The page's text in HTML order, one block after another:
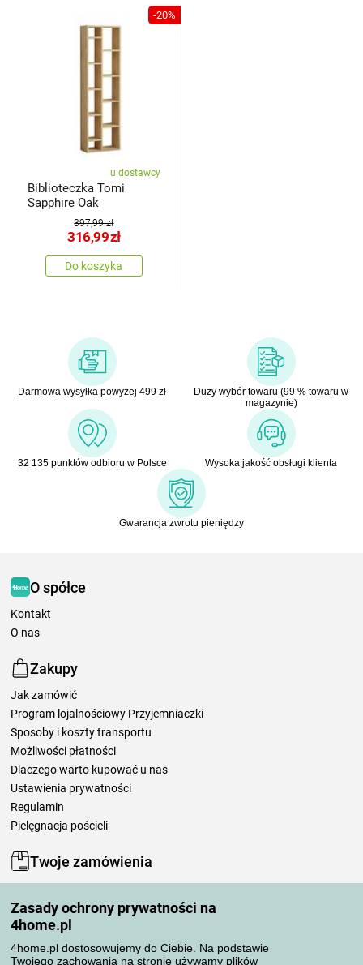
Zasady ochrony prywatności na
4home.pl
4home.pl dostosowujemy do Ciebie. Na podstawie
Twojego zachowania na stronie używamy plików
-20%
u dostawcy
Biblioteczka Tomi
Sapphire Oak
397,99 zł
316,99zł
Do koszyka
Darmowa wysyłka powyżej 499 zł
Duży wybór towaru (99 % towaru w
magazynie)
32 135 punktów odbioru w Polsce Wysoka jakość obsługi klienta
Gwarancja zwrotu pieniędzy
O spółce
Kontakt
O nas
Zakupy
Jak zamówić
Program lojalnościowy Przyjemniaczki
Sposoby i koszty transportu
Możliwości płatności
Dlaczego warto kupować u nas
Ustawienia prywatności
Regulamin
Pielęgnacja pościeli
Twoje zamówienia
Moje zamówienia
Reklamacje
Odstąpienie od umowy